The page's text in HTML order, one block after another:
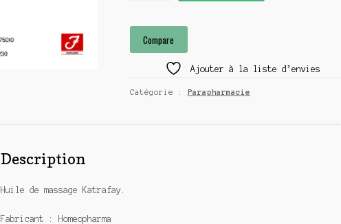
de
massage
Compare
Ajouter à la liste d’envies
Catégorie : Parapharmacie
Description
Huile de massage Katrafay.
Fabricant : Homeopharma